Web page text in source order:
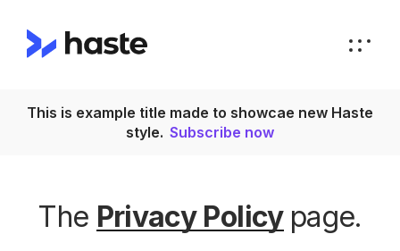
This is example title made to showcae new Haste
style. Subscribe now
The Privacy Policy page.